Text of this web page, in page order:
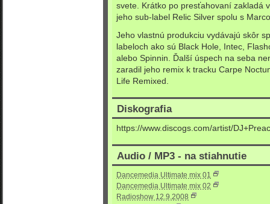
svete. Krátko po presťahovaní zakladá
jeho sub-label Relic Silver spolu s
Jeho vlastnú produkciu vydávajú skôr
labeloch ako sú Black Hole, Intec,
alebo Spinnin. Ďalší úspech na seba
zaradil jeho remix k tracku Carpe
Life Remixed.
Diskografia
https://www.discogs.com/artist/
Audio / MP3 - na stiahnutie
Dancemedia Ultimate mix 01
Dancemedia Ultimate mix 02
Radioshow 12.9.2008